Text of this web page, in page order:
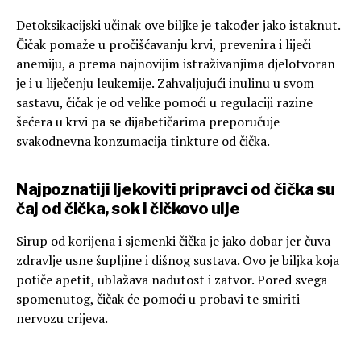
Detoksikacijski učinak ove biljke je također jako istaknut.
Čičak pomaže u pročišćavanju krvi, prevenira i liječi
anemiju, a prema najnovijim istraživanjima djelotvoran
je i u liječenju leukemije. Zahvaljujući inulinu u svom
sastavu, čičak je od velike pomoći u regulaciji razine
šećera u krvi pa se dijabetičarima preporučuje
svakodnevna konzumacija tinkture od čička.
Najpoznatiji ljekoviti pripravci od čička su
čaj od čička, sok ičičkovo ulje
Sirup od korijena i sjemenki čička je jako dobar jer čuva
zdravlje usne šupljine i dišnog sustava. Ovo je biljka koja
potiče apetit, ublažava nadutost i zatvor. Pored svega
spomenutog, čičak će pomoći u probavi te smiriti
nervozu crijeva.